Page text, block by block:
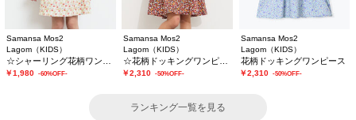
Samansa Mos2
Lagom（KIDS）
￥1,980 -60%OFF-
Samansa Mos2
Lagom（KIDS）
￥2,310 -50%OFF-
Samansa Mos2
Lagom（KIDS）
花柄ドッキングワンピース
￥2,310 -50%OFF-
ランキング一覧を見る